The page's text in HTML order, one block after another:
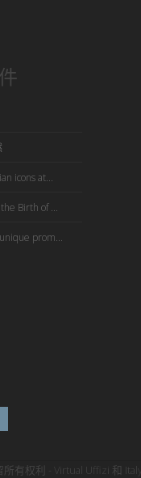
icons at...
Birth of ...
prom...
有权利 - Virtual Uffizi 和